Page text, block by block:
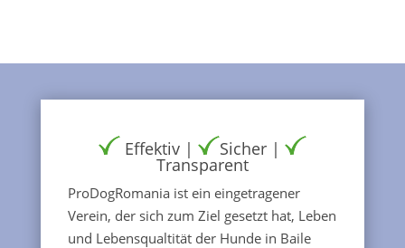
Effektiv | Sicher |
Transparent
ProDogRomania ist ein eingetragener
Verein, der sich zum Ziel gesetzt hat, Leben
und Lebensqualtität der Hunde in Baile